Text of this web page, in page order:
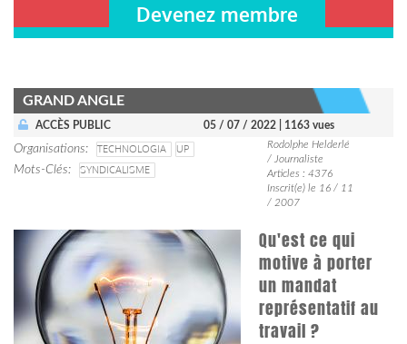
Devenez membre
GRAND ANGLE
ACCÈS PUBLIC 05 / 07 / 2022 | 1163 vues
Organisations TECHNOLOGIA
UP
Mots-Clés
SYNDICALISME
Rodolphe Helderlé
/ Journaliste
Articles : 4376
Inscrit(e) le 16 / 11
/ 2007
Qu'est ce qui
motive à porter
un mandat
représentatif au
travail ?